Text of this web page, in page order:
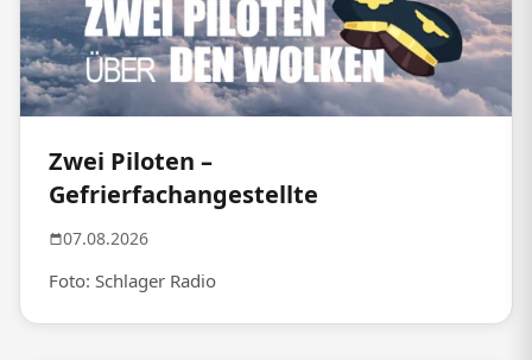
Zwei Piloten –
Gefrierfachangestellte
07.08.2026
Foto: Schlager Radio